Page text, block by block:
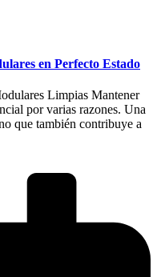
en Perfecto Estado
Limpias Mantener
por varias razones. Una
que también contribuye a